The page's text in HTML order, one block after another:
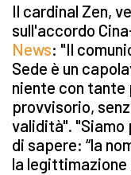
Il cardinal Zen,
sull'accordo
News: "Il
Sede è un
niente con tante
provvisorio,
validità".
di sapere: “la
la